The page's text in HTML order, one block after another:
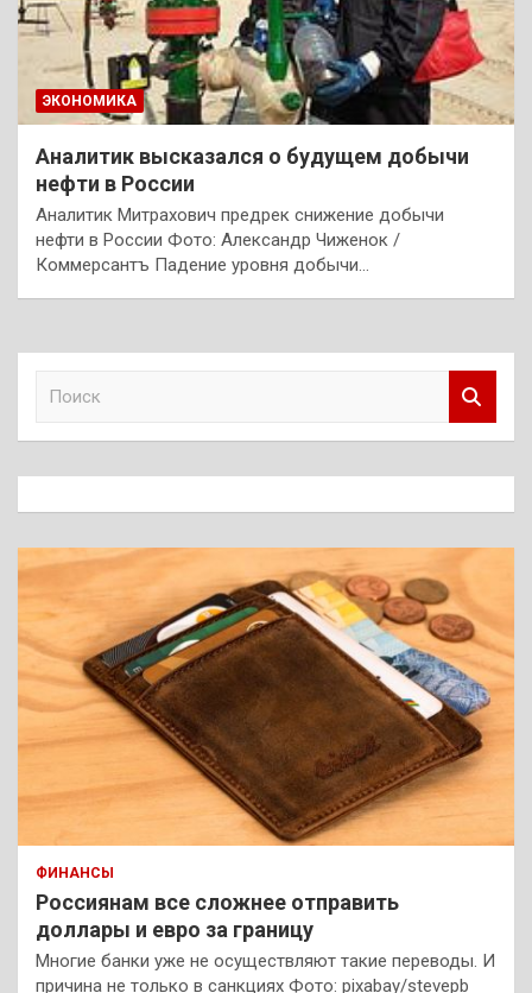
ЭКОНОМИКА
Аналитик высказался о будущем добычи
нефти в России
Аналитик Митрахович предрек снижение добычи
нефти в России Фото: Александр Чиженок /
Коммерсантъ Падение уровня добычи…
к
ФИНАНСЫ
Россиянам все сложнее отправить
доллары и евро за границу
Многие банки уже не осуществляют такие переводы. И
причина не только в санкциях Фото: pixabay/stevepb